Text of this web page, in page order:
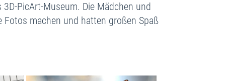
PicArt-Museum. Die Mädchen und
machen und hatten großen Spaß